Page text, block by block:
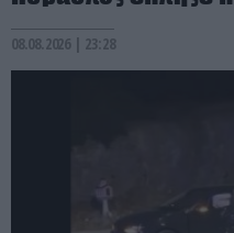
08.08.2026 | 23:28